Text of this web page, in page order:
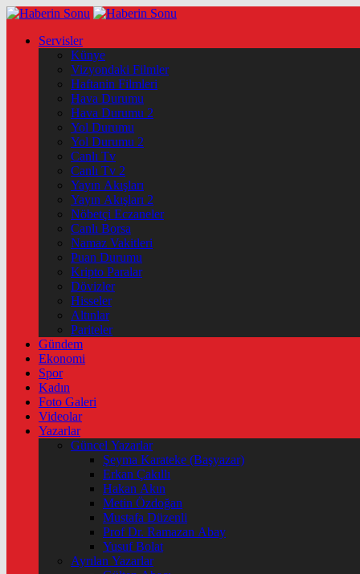
Servisler
Künye
Vizyondaki Filmler
Haftanin Filmleri
Hava Durumu
Hava Durumu 2
Yol Durumu
Yol Durumu 2
Canlı Tv
Canlı Tv 2
Yayın Akışları
Yayın Akışları 2
Nöbetçi Eczaneler
Canlı Borsa
Namaz Vakitleri
Puan Durumu
Kripto Paralar
Dövizler
Hisseler
Altınlar
Pariteler
Gündem
Ekonomi
Spor
Kadın
Foto Galeri
Videolar
Yazarlar
Güncel Yazarlar
Şeyma Karateke (Başyazar)
Erkan Çakıllı
Hakan Akın
Metin Özdoğan
Mustafa Düzenli
Prof Dr. Ramazan Abay
Yusuf Bolat
Ayrılan Yazarlar